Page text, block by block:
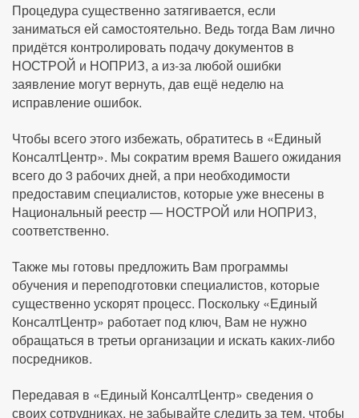
Процедура существенно затягивается, если
заниматься ей самостоятельно. Ведь тогда Вам лично
придётся контролировать подачу документов в
НОСТРОЙ и НОПРИЗ, а из-за любой ошибки
заявление могут вернуть, дав ещё неделю на
исправление ошибок.
Чтобы всего этого избежать, обратитесь в «Единый
КонсалтЦентр». Мы сократим время Вашего ожидания
всего до 3 рабочих дней, а при необходимости
предоставим специалистов, которые уже внесены в
Национальный реестр — НОСТРОЙ или НОПРИЗ,
соответственно.
Также мы готовы предложить Вам программы
обучения и переподготовки специалистов, которые
существенно ускорят процесс. Поскольку «Единый
КонсалтЦентр» работает под ключ, Вам не нужно
обращаться в третьи организации и искать каких-либо
посредников.
Передавая в «Единый КонсалтЦентр» сведения о
своих сотрудниках, не забывайте следить за тем, чтобы